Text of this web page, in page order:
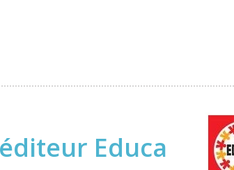
Educa